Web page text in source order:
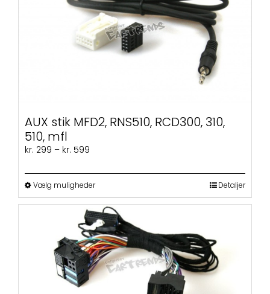
AUX stik MFD2, RNS510, RCD300, 310,
510, mfl
kr. 299 – kr. 599
til
kr. 599
Vælg mulighederDette
vare
har
flere
varianter.
Mulighederne
kan
vælges
på
Detaljer